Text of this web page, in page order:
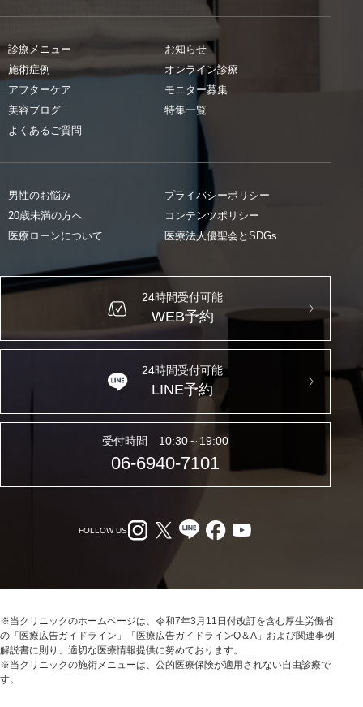
診療メニュー
施術症例
アフターケア
美容ブログ
よくあるご質問
お知らせ
オンライン診療
モニター募集
特集一覧
男性のお悩み
20歳未満の方へ
医療ローンについて
プライバシーポリシー
コンテンツポリシー
医療法人優聖会とSDGs
24時間受付可能
WEB予約
24時間受付可能
LINE予約
受付時間 10:30～19:00
06-6940-7101
FOLLOW US
※当クリニックのホームページは、令和7年3月11日付改訂を含む厚生労働省
の「医療広告ガイドライン」「医療広告ガイドラインQ＆A」および関連事例
解説書に則り、適切な医療情報提供に努めております。
※当クリニックの施術メニューは、公的医療保険が適用されない自由診療で
す。